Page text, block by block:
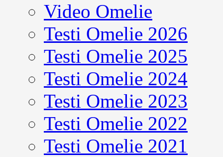
Video Omelie
Testi Omelie 2026
Testi Omelie 2025
Testi Omelie 2024
Testi Omelie 2023
Testi Omelie 2022
Testi Omelie 2021